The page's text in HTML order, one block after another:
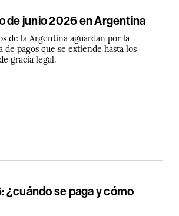
de junio 2026 en Argentina
de la Argentina aguardan por la
pagos que se extiende hasta los
gracia legal.
¿cuándo se paga y cómo